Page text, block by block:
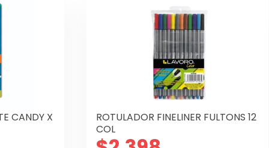
COLORES
cantidad
CANDY X
ROTULADOR FINELINER FULTONS 12
COL